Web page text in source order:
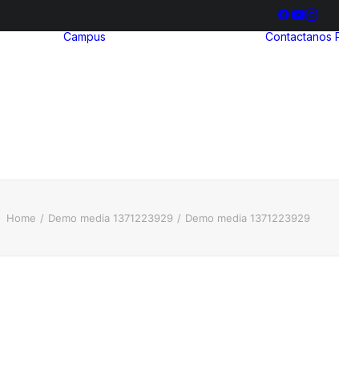
Campus Contactanos
Home Demo media 1371223929 Demo media 1371223929